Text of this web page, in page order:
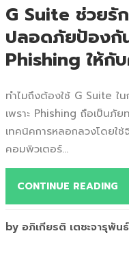
G Suite ช่วยรั
ปลอดภัยป้องกั
Phishing ให้กั
ทำไมถึงต้องใช้ G Suite
เพราะ Phishing ถือเป็นภัย
เทคนิคการหลอกลวงโดยใ
คอมพิวเตอร์...
CONTINUE READING
by อภิเกียรติ เตชะจารุพันธ์